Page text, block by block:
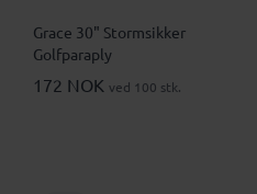
Grace 30" Stormsikker
Golfparaply
172 NOK ved 100 stk.